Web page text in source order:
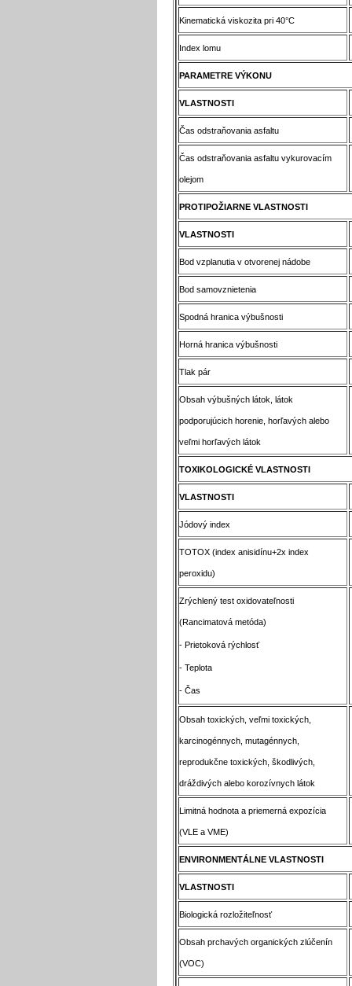
Kinematická viskozita pri 40°C
Index lomu
PARAMETRE VÝKONU
VLASTNOSTI
Čas odstraňovania asfaltu
Čas odstraňovania asfaltu vykurovacím
olejom
PROTIPOŽIARNE VLASTNOSTI
VLASTNOSTI
Bod vzplanutia v otvorenej nádobe
Bod samovznietenia
Spodná hranica výbušnosti
Horná hranica výbušnosti
Tlak pár
Obsah výbušných látok, látok
podporujúcich horenie, horľavých alebo
veľmi horľavých látok
TOXIKOLOGICKÉ VLASTNOSTI
VLASTNOSTI
Jódový index
TOTOX (index anisidínu+2x index
peroxidu)
Zrýchlený test oxidovateľnosti
(Rancimatová metóda)
- Prietoková rýchlosť
- Teplota
- Čas
Obsah toxických, veľmi toxických,
karcinogénnych, mutagénnych,
reprodukčne toxických, škodlivých,
dráždivých alebo korozívnych látok
Limitná hodnota a priemerná expozícia
(VLE a VME)
ENVIRONMENTÁLNE VLASTNOSTI
VLASTNOSTI
Biologická rozložiteľnosť
Obsah prchavých organických zlúčenín
(VOC)